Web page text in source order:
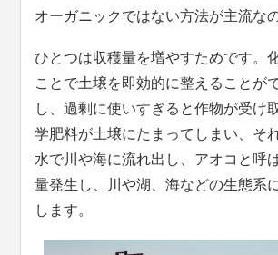
オーガニックではない方法が主流な
ひとつは収穫量を増やすためです。
ことで土壌を即効的に整えることが
し、過剰に使いすぎると作物が受け
学肥料が土壌にたまってしまい、そ
水で川や海に流れ出し、アオコと呼
量発生し、川や湖、海などの生態系
します。